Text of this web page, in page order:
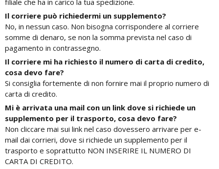
filiale che ha in carico la tua spedizione.
Il corriere può richiedermi un supplemento?
No, in nessun caso. Non bisogna corrispondere al corriere
somme di denaro, se non la somma prevista nel caso di
pagamento in contrassegno.
Il corriere mi ha richiesto il numero di carta di credito,
cosa devo fare?
Si consiglia fortemente di non fornire mai il proprio numero di
carta di credito.
Mi è arrivata una mail con un link dove si richiede un
supplemento per il trasporto, cosa devo fare?
Non cliccare mai sui link nel caso dovessero arrivare per e-
mail dai corrieri, dove si richiede un supplemento per il
trasporto e soprattutto NON INSERIRE IL NUMERO DI
CARTA DI CREDITO.